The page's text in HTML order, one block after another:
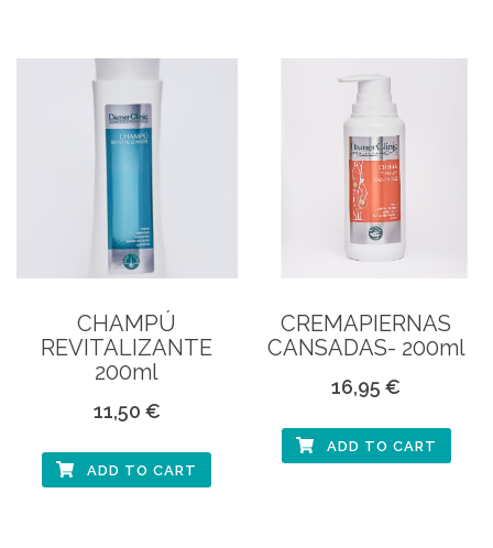
CHAMPÚ
REVITALIZANTE
200ml
11,50 €
ADD TO CART
CREMAPIERNAS
CANSADAS- 200ml
16,95€
ADD TO CART